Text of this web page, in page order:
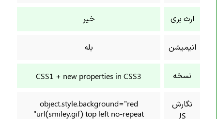
ارث بری خیر
انیمیشن بله
نسخه CSS1 + new properties in CSS3
نگارش
JS
object.style.background="red
url(smiley.gif) top left no-repeat"
خاصیت background-size
خاصیت border
خاصیت border-block-color
خاصیت border-block-end-style